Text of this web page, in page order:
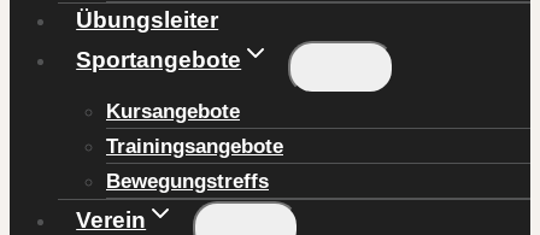
Übungsleiter
Sportangebote
Kursangebote
Trainingsangebote
Bewegungstreffs
Verein